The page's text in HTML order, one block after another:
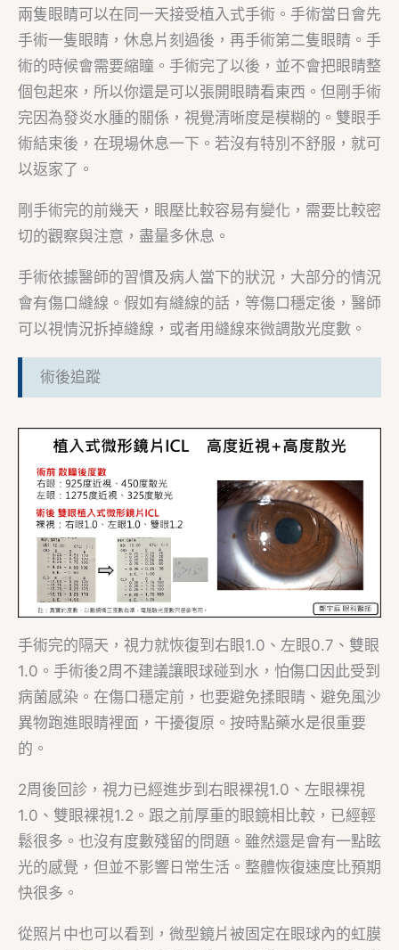
兩隻眼睛可以在同一天接受植入式手術。手術當日會先
手術一隻眼睛，休息片刻過後，再手術第二隻眼睛。手
術的時候會需要縮瞳。手術完了以後，並不會把眼睛整
個包起來，所以你還是可以張開眼睛看東西。但剛手術
完因為發炎水腫的關係，視覺清晰度是模糊的。雙眼手
術結束後，在現場休息一下。若沒有特別不舒服，就可
以返家了。
剛手術完的前幾天，眼壓比較容易有變化，需要比較密
切的觀察與注意，盡量多休息。
手術依據醫師的習慣及病人當下的狀況，大部分的情況
會有傷口縫線。假如有縫線的話，等傷口穩定後，醫師
可以視情況拆掉縫線，或者用縫線來微調散光度數。
術後追蹤
手術完的隔天，視力就恢復到右眼1.0、左眼0.7、雙眼
1.0。手術後2周不建議讓眼球碰到水，怕傷口因此受到
病菌感染。在傷口穩定前，也要避免揉眼睛、避免風沙
異物跑進眼睛裡面，干擾復原。按時點藥水是很重要
的。
2周後回診，視力已經進步到右眼裸視1.0、左眼裸視
1.0、雙眼裸視1.2。跟之前厚重的眼鏡相比較，已經輕
鬆很多。也沒有度數殘留的問題。雖然還是會有一點眩
光的感覺，但並不影響日常生活。整體恢復速度比預期
快很多。
從照片中也可以看到，微型鏡片被固定在眼球內的虹膜